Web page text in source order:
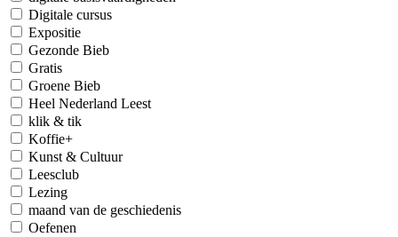
Digitale cursus
Expositie
Gezonde Bieb
Gratis
Groene Bieb
Heel Nederland Leest
klik & tik
Koffie+
Kunst & Cultuur
Leesclub
Lezing
maand van de geschiedenis
Oefenen